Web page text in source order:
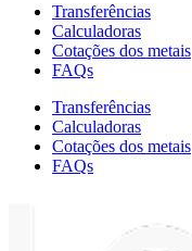
Transferências
Calculadoras
Cotações dos metais
FAQs
Transferências
Calculadoras
Cotações dos metais
FAQs